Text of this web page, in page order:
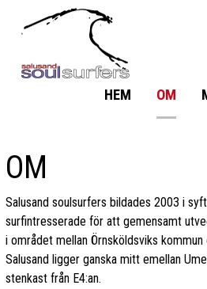
HEM OM
OM
Salusand soulsurfers bildades 2003 i
surfintresserade för att gemensamt
i området mellan Örnsköldsviks kommun
Salusand ligger ganska mitt emellan
stenkast från E4:an.